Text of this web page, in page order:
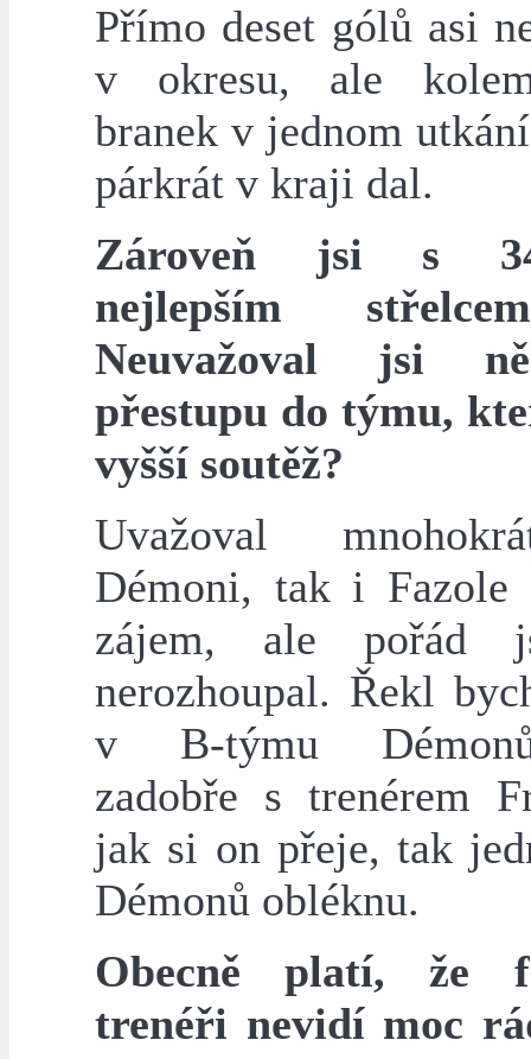
Přímo deset gólů asi
v okresu, ale
branek v jednom
párkrát v kraji dal.
Zároveň jsi s
nejlepším
Neuvažoval jsi
přestupu do týmu,
vyšší soutěž?
Uvažoval
Démoni, tak i Fazole
zájem, ale pořád
nerozhoupal. Řekl
v B-týmu
zadobře s trenérem
jak si on přeje, tak
Démonů obléknu.
Obecně platí, že
trenéři nevidí moc